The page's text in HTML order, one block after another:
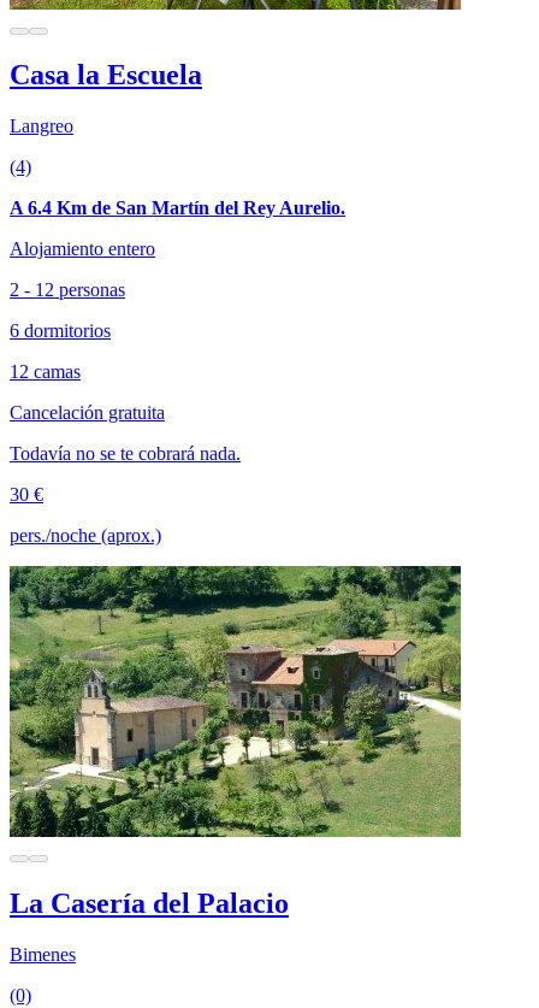
Casa la Escuela
Langreo
(4)
A 6.4 Km de San Martín del Rey Aurelio.
Alojamiento entero
2 - 12 personas
6 dormitorios
12 camas
Cancelación gratuita
Todavía no se te cobrará nada.
30 €
pers./noche (aprox.)
La Casería del Palacio
Bimenes
(0)